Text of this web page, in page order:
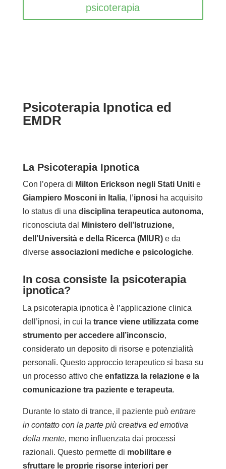
psicoterapia
Psicoterapia Ipnotica ed
EMDR
La Psicoterapia Ipnotica
Con l’opera di Milton Erickson negli Stati Unitie
Giampiero Mosconi in Italia, l’ipnosiha acquisito
lo status di una disciplina terapeutica autonoma,
riconosciuta dal
Ministero dell’Istruzione,
dell’Università e della Ricerca (MIUR)e da
diverse associazioni mediche e psicologiche.
In cosa consiste la psicoterapia
ipnotica?
La psicoterapia ipnotica è l’applicazione clinica
dell’ipnosi, in cui la trance viene utilizzata come
strumento per accedere all’inconscio,
considerato un deposito di risorse e potenzialità
personali. Questo approccio terapeutico si basa su
un processo attivo che enfatizza la relazione e la
comunicazione tra paziente e terapeuta.
Durante lo stato di trance, il paziente può entrare
in contatto con la parte più creativa ed emotiva
della mente, meno influenzata dai processi
razionali. Questo permette di mobilitare e
sfruttare le proprie risorse interiori per